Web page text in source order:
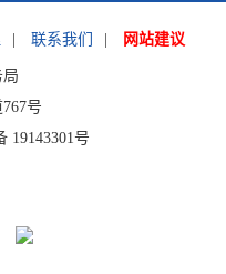
联系我们 网站建议
号
19143301号